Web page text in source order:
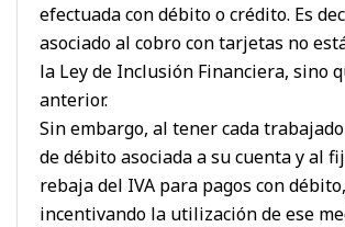
efectuada con débito o crédito. Es
asociado al cobro con tarjetas no
la Ley de Inclusión Financiera, sino
anterior.
Sin embargo, al tener cada
de débito asociada a su cuenta y al
rebaja del IVA para pagos con
incentivando la utilización de ese